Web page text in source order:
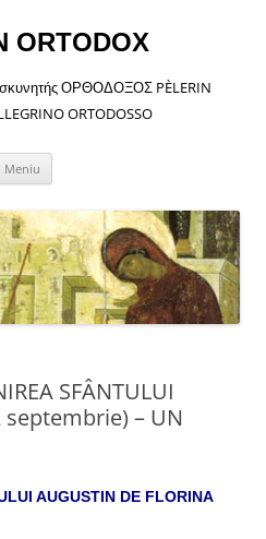
ORTODOX
ΟΡΘΟΔΟΞΟΣ PÈLERIN
ORTODOSSO
Meniu
SFÂNTULUI
septembrie) – UN
AUGUSTIN DE FLORINA